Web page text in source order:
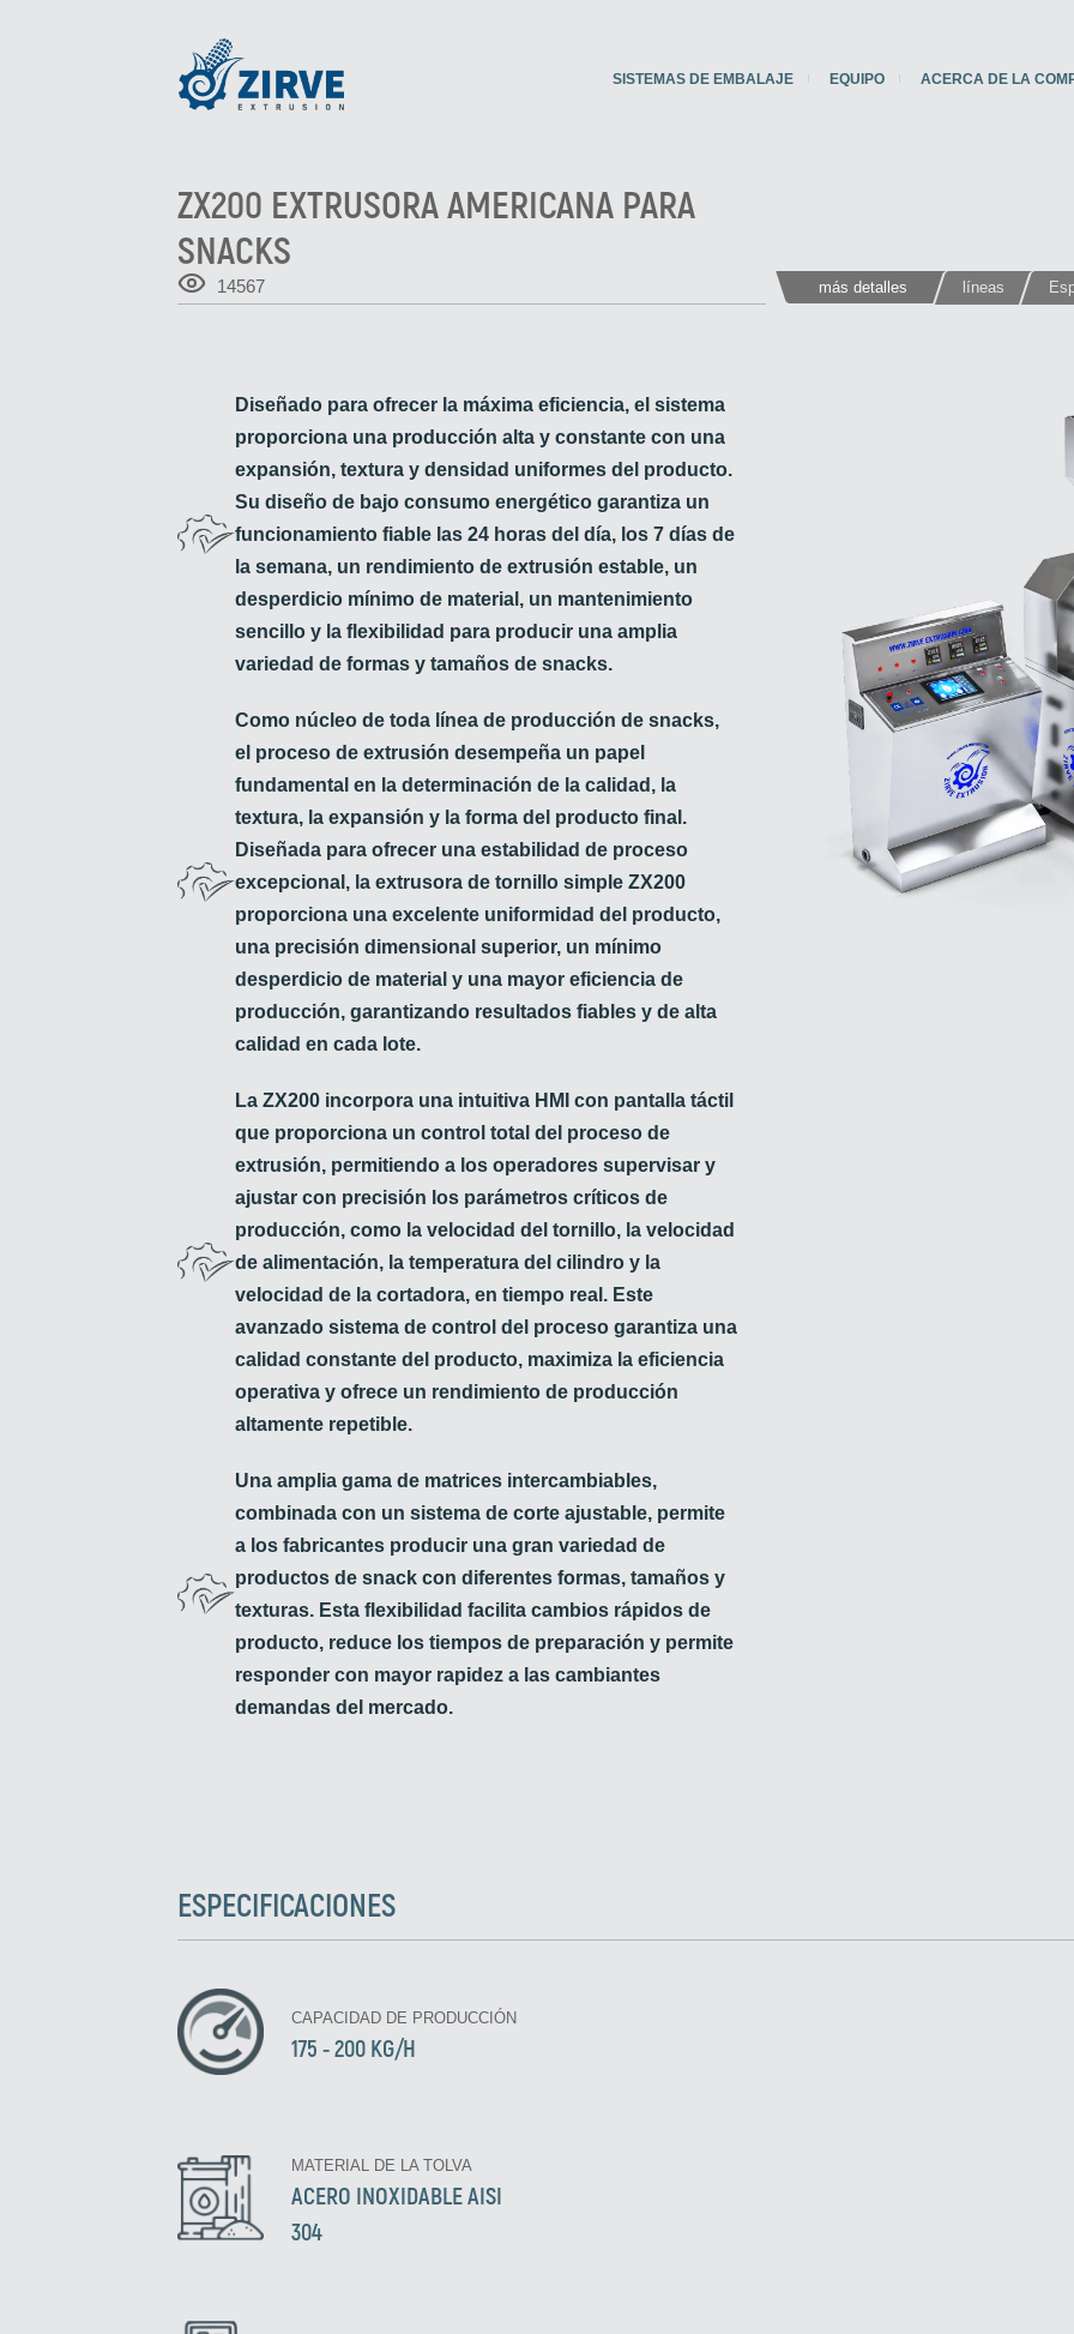
SISTEMAS DE EMBALAJE EQUIPO ACERCA DE LA
ZX200 EXTRUSORA AMERICANA PARA
SNACKS
14567 más detalles líneas
Diseñado para ofrecer la máxima eficiencia, el sistema
proporciona una producción alta y constante con una
expansión, textura y densidad uniformes del producto.
Su diseño de bajo consumo energético garantiza un
funcionamiento fiable las 24 horas del día, los 7 días de
la semana, un rendimiento de extrusión estable, un
desperdicio mínimo de material, un mantenimiento
sencillo y la flexibilidad para producir una amplia
variedad de formas y tamaños de snacks.
Como núcleo de toda línea de producción de snacks,
el proceso de extrusión desempeña un papel
fundamental en la determinación de la calidad, la
textura, la expansión y la forma del producto final.
Diseñada para ofrecer una estabilidad de proceso
excepcional, la extrusora de tornillo simple ZX200
proporciona una excelente uniformidad del producto,
una precisión dimensional superior, un mínimo
desperdicio de material y una mayor eficiencia de
producción, garantizando resultados fiables y de alta
calidad en cada lote.
La ZX200 incorpora una intuitiva HMI con pantalla táctil
que proporciona un control total del proceso de
extrusión, permitiendo a los operadores supervisar y
ajustar con precisión los parámetros críticos de
producción, como la velocidad del tornillo, la velocidad
de alimentación, la temperatura del cilindro y la
velocidad de la cortadora, en tiempo real. Este
avanzado sistema de control del proceso garantiza una
calidad constante del producto, maximiza la eficiencia
operativa y ofrece un rendimiento de producción
altamente repetible.
Una amplia gama de matrices intercambiables,
combinada con un sistema de corte ajustable, permite
a los fabricantes producir una gran variedad de
productos de snack con diferentes formas, tamaños y
texturas. Esta flexibilidad facilita cambios rápidos de
producto, reduce los tiempos de preparación y permite
responder con mayor rapidez a las cambiantes
demandas del mercado.
ESPECIFICACIONES
CAPACIDAD DE PRODUCCIÓN
175 - 200 KG/H
MATERIAL DE LA TOLVA
ACERO INOXIDABLE AISI
304